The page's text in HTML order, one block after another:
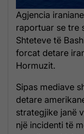
Agjencia
raportuar se tre
Shteteve të
forcat detare
Hormuzit.
Sipas mediave
detare
strategjike janë
një incidenti të